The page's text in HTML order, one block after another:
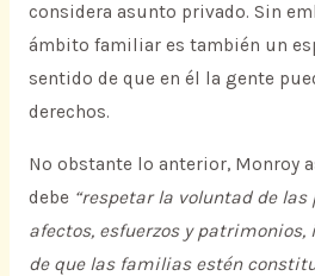
considera asunto privado. Sin
ámbito familiar es también un
sentido de que en él la gente
derechos.
No obstante lo anterior, Monroy
debe “respetar la voluntad de las
afectos, esfuerzos y
de que las familias estén